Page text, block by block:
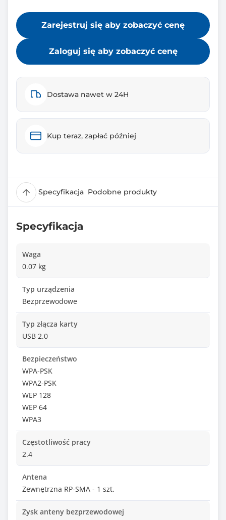
Zarejestruj się aby zobaczyć cenę
Zaloguj się aby zobaczyć cenę
Dostawa nawet w 24H
Kup teraz, zapłać później
Specyfikacja Podobne produkty
Specyfikacja
Waga
0.07 kg
Typ urządzenia
Bezprzewodowe
Typ złącza karty
USB 2.0
Bezpieczeństwo
WPA-PSK
WPA2-PSK
WEP 128
WEP 64
WPA3
Częstotliwość pracy
2.4
Antena
Zewnętrzna RP-SMA - 1 szt.
Zysk anteny bezprzewodowej